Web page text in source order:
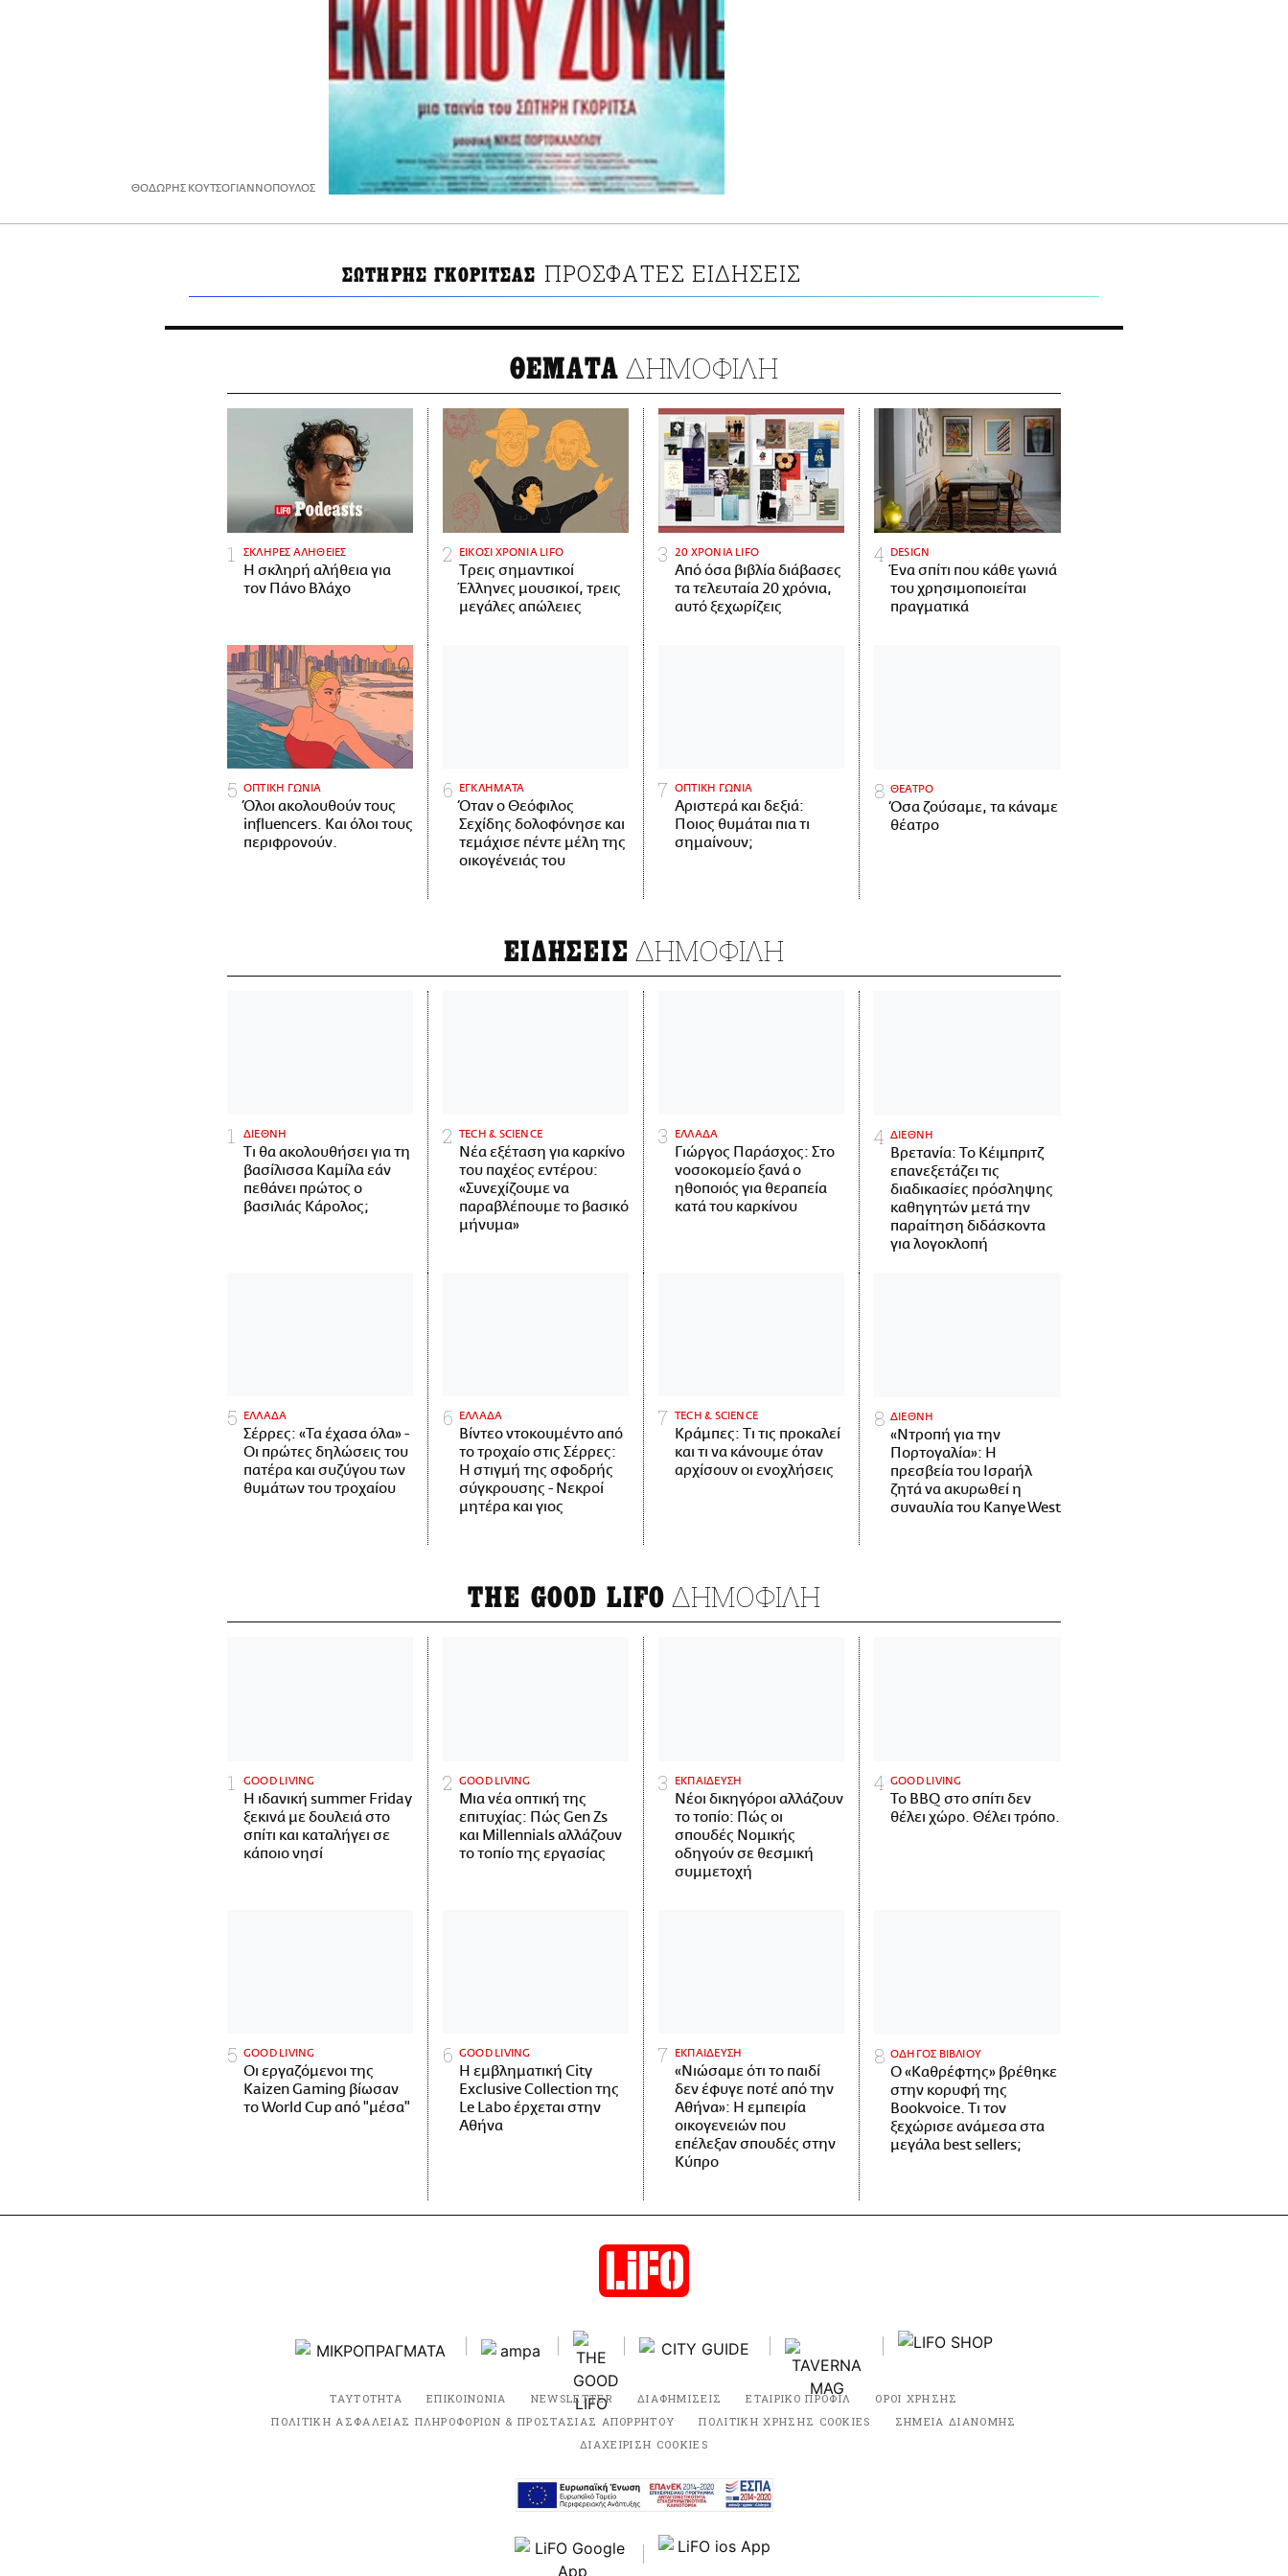
ΘΟΔΩΡΗΣ ΚΟΥΤΣΟΓΙΑΝΝΟΠΟΥΛΟΣ
ΣΩΤΗΡΗΣ ΓΚΟΡΙΤΣΑΣ ΠΡΟΣΦΑΤΕΣ ΕΙΔΗΣΕΙΣ
ΘΕΜΑΤΑ ΔΗΜΟΦΙΛΗ
ΣΚΛΗΡΕΣ ΑΛΗΘΕΙΕΣ
H σκληρή αλήθεια για
τον Πάνο Βλάχο
ΕΙΚΟΣΙ ΧΡΟΝΙΑ LIFO
Tρεις σημαντικοί
Έλληνες μουσικοί, τρεις
μεγάλες απώλειες
20 ΧΡΟΝΙΑ LIFO
Από όσα βιβλία διάβασες
τα τελευταία 20 χρόνια,
αυτό ξεχωρίζεις
DESIGN
Ένα σπίτι που κάθε γωνιά
του χρησιμοποιείται
πραγματικά
ΟΠΤΙΚΗ ΓΩΝΙΑ
Όλοι ακολουθούν τους
influencers. Και όλοι τους
περιφρονούν.
ΕΓΚΛΗΜΑΤΑ
Όταν ο Θεόφιλος
Σεχίδης δολοφόνησε και
τεμάχισε πέντε μέλη της
οικογένειάς του
ΟΠΤΙΚΗ ΓΩΝΙΑ
Αριστερά και δεξιά:
Ποιος θυμάται πια τι
σημαίνουν;
ΘΕΑΤΡΟ
Όσα ζούσαμε, τα κάναμε
θέατρο
ΕΙΔΗΣΕΙΣ ΔΗΜΟΦΙΛΗ
ΔΙΕΘΝΗ
Τι θα ακολουθήσει για τη
βασίλισσα Καμίλα εάν
πεθάνει πρώτος ο
βασιλιάς Κάρολος;
ΤECH & SCIENCE
Νέα εξέταση για καρκίνο
του παχέος εντέρου:
«Συνεχίζουμε να
παραβλέπουμε το βασικό
μήνυμα»
ΕΛΛΑΔΑ
Γιώργος Παράσχος: Στο
νοσοκομείο ξανά ο
ηθοποιός για θεραπεία
κατά του καρκίνου
ΔΙΕΘΝΗ
Βρετανία: Το Κέιμπριτζ
επανεξετάζει τις
διαδικασίες πρόσληψης
καθηγητών μετά την
παραίτηση διδάσκοντα
για λογοκλοπή
ΕΛΛΑΔΑ
Σέρρες: «Τα έχασα όλα» -
Οι πρώτες δηλώσεις του
πατέρα και συζύγου των
θυμάτων του τροχαίου
ΕΛΛΑΔΑ
Βίντεο ντοκουμέντο από
το τροχαίο στις Σέρρες:
Η στιγμή της σφοδρής
σύγκρουσης - Νεκροί
μητέρα και γιος
ΤECH & SCIENCE
Κράμπες: Τι τις προκαλεί
και τι να κάνουμε όταν
αρχίσουν οι ενοχλήσεις
ΔΙΕΘΝΗ
«Ντροπή για την
Πορτογαλία»: Η
πρεσβεία του Ισραήλ
ζητά να ακυρωθεί η
συναυλία του Kanye West
THE GOOD LIFO ΔΗΜΟΦΙΛΗ
GOOD LIVING
Η ιδανική summer Friday
ξεκινά με δουλειά στο
σπίτι και καταλήγει σε
κάποιο νησί
GOOD LIVING
Μια νέα οπτική της
επιτυχίας: Πώς Gen Zs
και Millennials αλλάζουν
το τοπίο της εργασίας
ΕΚΠΑΙΔΕΥΣΗ
Νέοι δικηγόροι αλλάζουν
το τοπίο: Πώς οι
σπουδές Νομικής
οδηγούν σε θεσμική
συμμετοχή
GOOD LIVING
Το BBQ στο σπίτι δεν
θέλει χώρο. Θέλει τρόπο.
GOOD LIVING
Οι εργαζόμενοι της
Kaizen Gaming βίωσαν
το World Cup από "μέσα"
GOOD LIVING
Η εμβληματική City
Exclusive Collection της
Le Labo έρχεται στην
Αθήνα
ΕΚΠΑΙΔΕΥΣΗ
«Νιώσαμε ότι το παιδί
δεν έφυγε ποτέ από την
Αθήνα»: Η εμπειρία
οικογενειών που
επέλεξαν σπουδές στην
Κύπρο
ΟΔΗΓΟΣ ΒΙΒΛΙΟΥ
Ο «Καθρέφτης» βρέθηκε
στην κορυφή της
Bookvoice. Τι τον
ξεχώρισε ανάμεσα στα
μεγάλα best sellers;
ΤΑΥΤΟΤΗΤΑ ΕΠΙΚΟΙΝΩΝΙΑ NEWSLETTER ΔΙΑΦΗΜΙΣΕΙΣ ΕΤΑΙΡΙΚΟ ΠΡΟΦΙΛ
ΟΡΟΙ ΧΡΗΣΗΣ
ΠΟΛΙΤΙΚΗ ΑΣΦΑΛΕΙΑΣ ΠΛΗΡΟΦΟΡΙΩΝ & ΠΡΟΣΤΑΣΙΑΣ ΑΠΟΡΡΗΤΟΥ
ΠΟΛΙΤΙΚΗ ΧΡΗΣΗΣ COOKIES
ΣΗΜΕΙΑ ΔΙΑΝΟΜΗΣ
ΔΙΑΧΕΙΡΙΣΗ COOKIES